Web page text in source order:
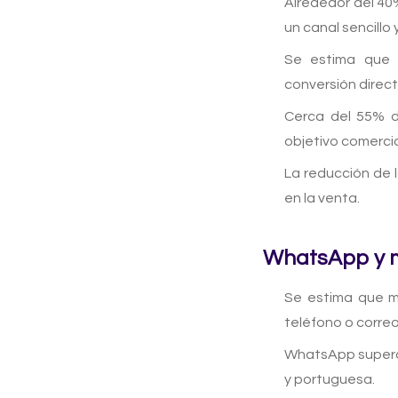
un canal sencillo
Se estima que
conversión
Cerca del 55%
objetivo
La reducción de
en la venta.
WhatsApp y
Se estima que
teléfono o
WhatsApp
y portuguesa.